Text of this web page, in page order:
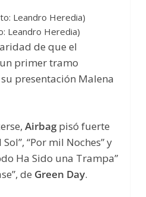
Leandro Heredia)
de que el
primer tramo
presentación Malena
Airbag pisó fuerte
“Por mil Noches” y
Ha Sido una Trampa”
de Green Day.